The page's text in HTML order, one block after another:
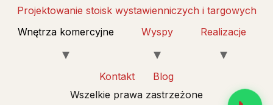
Projektowanie stoisk wystawienniczych i targowych
Wnętrza komercyjne
Wyspy Realizacje
Kontakt
Blog
Wszelkie prawa zastrzeżone